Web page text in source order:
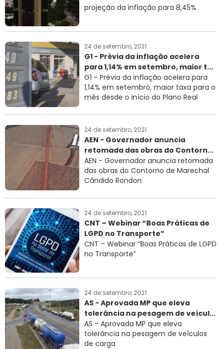
projeção da inflação para 8,45%
24 de setembro, 2021
G1 - Prévia da inflação acelera
para 1,14% em setembro, maior t...
G1 - Prévia da inflação acelera para
1,14% em setembro, maior taxa para o
mês desde o início do Plano Real
24 de setembro, 2021
AEN - Governador anuncia
retomada das obras do Contorn...
AEN - Governador anuncia retomada
das obras do Contorno de Marechal
Cândido Rondon
24 de setembro, 2021
CNT – Webinar “Boas Práticas de
LGPD no Transporte”
CNT – Webinar “Boas Práticas de LGPD
no Transporte”
24 de setembro, 2021
AS - Aprovada MP que eleva
tolerância na pesagem de veícul...
AS - Aprovada MP que eleva
tolerância na pesagem de veículos
de carga